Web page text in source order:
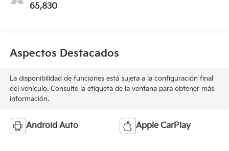
65,830
Aspectos Destacados
La disponibilidad de funciones está sujeta a la configuración final
del vehículo. Consulte la etiqueta de la ventana para obtener más
información.
Android Auto Apple CarPlay